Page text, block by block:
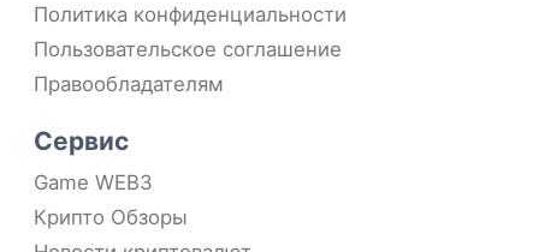
Политика конфиденциальности
Пользовательское соглашение
Правообладателям
Сервис
Game WEB3
Крипто Обзоры